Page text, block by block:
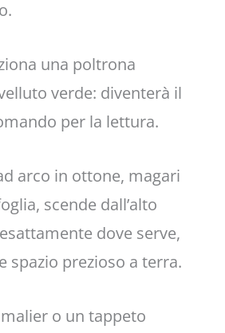
una poltrona
verde: diventerà il
per la lettura.
arco in ottone, magari
scende dall’alto
dove serve,
spazio prezioso a terra.
o un tappeto